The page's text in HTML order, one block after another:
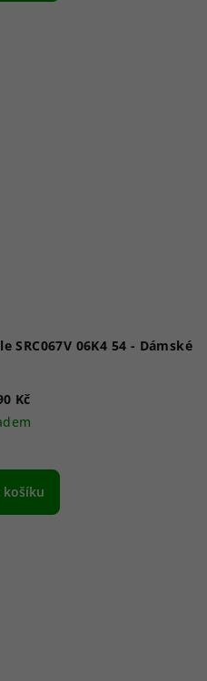
Roberto Cavalli sluneční brýle SRC067V 06K4 54 - Dámské
Kč
košíku